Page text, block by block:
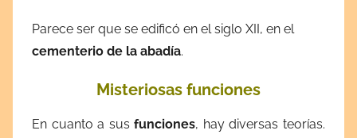
Parece ser que se edificó en el siglo XII, en el
cementerio de la abadía.
Misteriosas funciones
En cuanto a sus funciones, hay diversas teorías.